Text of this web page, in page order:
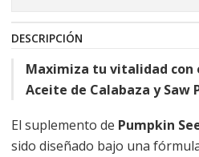
DESCRIPCIÓN
Maximiza tu vitalidad con
Aceite de Calabaza y Saw
El suplemento de Pumpkin
sido diseñado bajo una